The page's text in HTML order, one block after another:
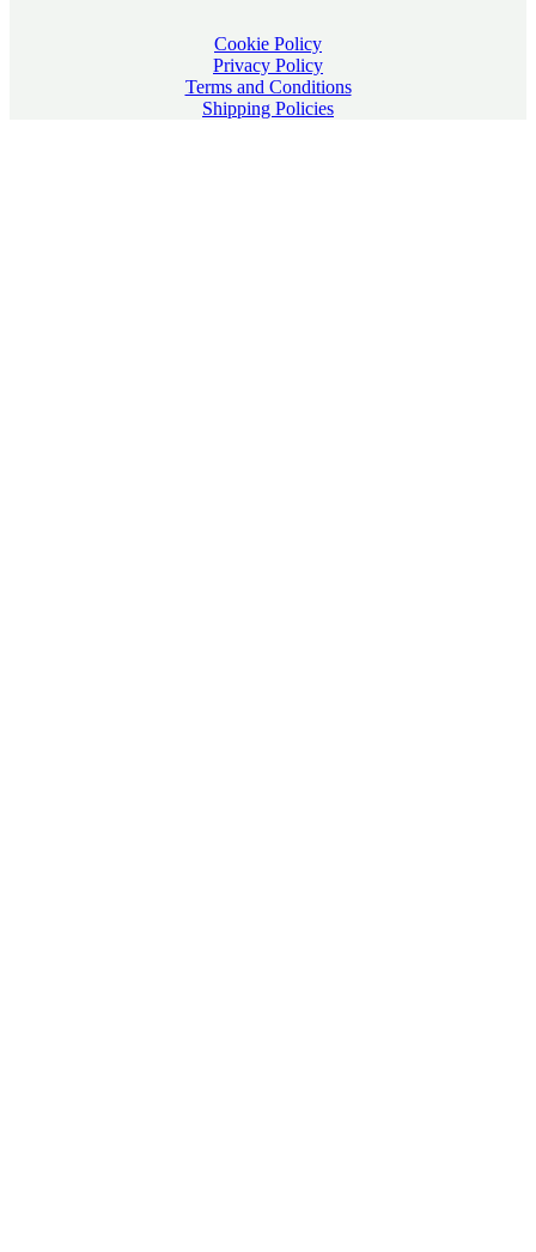
Cookie Policy
Privacy Policy
Terms and Conditions
Shipping Policies